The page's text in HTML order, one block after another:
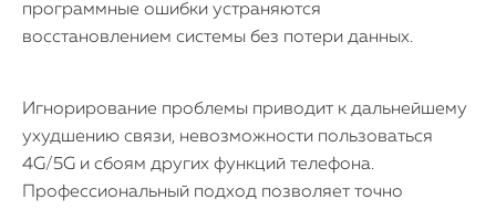
программные ошибки устраняются
восстановлением системы без потери данных.
Игнорирование проблемы приводит к дальнейшему
ухудшению связи, невозможности пользоваться
4G/5G и сбоям других функций телефона.
Профессиональный подход позволяет точно